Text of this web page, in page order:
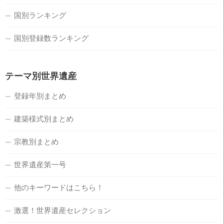
国別ランキング
国別登録数ランキング
テーマ別世界遺産
登録年別まとめ
建築様式別まとめ
宗教別まとめ
世界遺産第一号
他のキーワードはこちら！
激選！世界遺産セレクション